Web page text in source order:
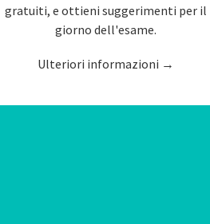
gratuiti, e ottieni suggerimenti per il
giorno dell'esame.
Ulteriori informazioni →